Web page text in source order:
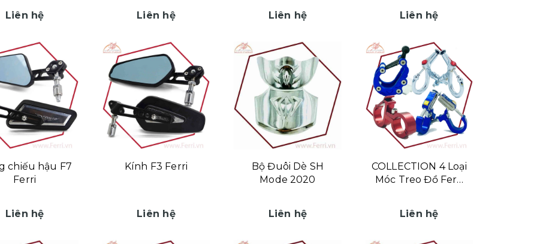
Liên hệ Liên hệ Liên hệ Liên hệ
chiếu hậu F7
Ferri
Liên hệ
Kính F3 Ferri
Liên hệ
Bộ Đuôi Dè SH
Mode 2020
Liên hệ
COLLECTION 4 Loại
Móc Treo Đồ Ferri
Liên hệ